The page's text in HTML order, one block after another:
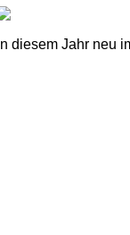
In diesem Jahr neu